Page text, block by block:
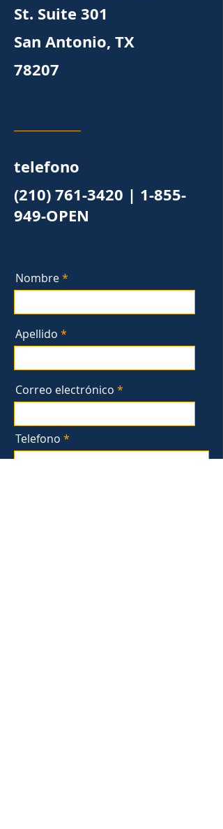
St. Suite 301
San Antonio, TX
78207
telefono
(210) 761-3420 | 1-855-
949-OPEN
Nombre
Apellido
Correo electrónico
Telefono